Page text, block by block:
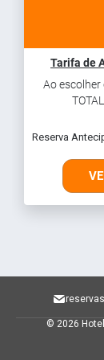
Tarifa de
Ao escolher
Reserva
© 2026